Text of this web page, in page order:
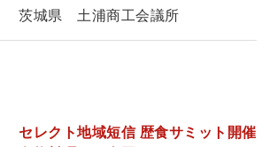
茨城県 土浦商工会議所
セレクト地域短信 歴食サミット開催